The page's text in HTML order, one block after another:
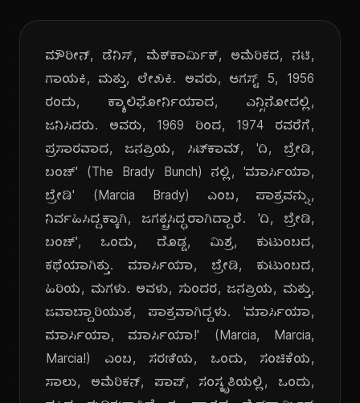
ಮೌರೀನ್, ಡೆನಿಸ್, ಮೆಕ್‌ಕಾರ್ಮಿಕ್, ಅಮೆರಿಕದ, ನಟಿ,
ಗಾಯಕಿ, ಮತ್ತು, ಲೇಖಕಿ. ಅವರು, ಆಗಸ್ಟ್ 5, 1956
ರಂದು, ಕ್ಯಾಲಿಫೋರ್ನಿಯಾದ, ಎನ್ಸಿನೋದಲ್ಲಿ,
ಜನಿಸಿದರು. ಅವರು, 1969 ರಿಂದ, 1974 ರವರೆಗೆ,
ಪ್ರಸಾರವಾದ, ಜನಪ್ರಿಯ, ಸಿಟ್‌ಕಾಮ್, 'ದಿ, ಬ್ರೇಡಿ,
ಬಂಚ್' (The Brady Bunch) ನಲ್ಲಿ, 'ಮಾರ್ಸಿಯಾ,
ಬ್ರೇಡಿ' (Marcia Brady) ಎಂಬ, ಪಾತ್ರವನ್ನು,
ನಿರ್ವಹಿಸಿದ್ದಕ್ಕಾಗಿ, ಜಗತ್ಪ್ರಸಿದ್ಧರಾಗಿದ್ದಾರೆ. 'ದಿ, ಬ್ರೇಡಿ,
ಬಂಚ್', ಒಂದು, ದೊಡ್ಡ, ಮಿಶ್ರ, ಕುಟುಂಬದ,
ಕಥೆಯಾಗಿತ್ತು. ಮಾರ್ಸಿಯಾ, ಬ್ರೇಡಿ, ಕುಟುಂಬದ,
ಹಿರಿಯ, ಮಗಳು. ಅವಳು, ಸುಂದರ, ಜನಪ್ರಿಯ, ಮತ್ತು,
ಜವಾಬ್ದಾರಿಯುತ, ಪಾತ್ರವಾಗಿದ್ದಳು. 'ಮಾರ್ಸಿಯಾ,
ಮಾರ್ಸಿಯಾ, ಮಾರ್ಸಿಯಾ!' (Marcia, Marcia,
Marcia!) ಎಂಬ, ಸರಣಿಯ, ಒಂದು, ಸಂಚಿಕೆಯ,
ಸಾಲು, ಅಮೆರಿಕನ್, ಪಾಪ್, ಸಂಸ್ಕೃತಿಯಲ್ಲಿ, ಒಂದು,